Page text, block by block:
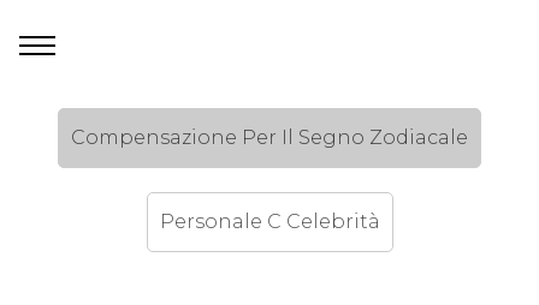
Compensazione Per Il Segno Zodiacale
Personale C Celebrità